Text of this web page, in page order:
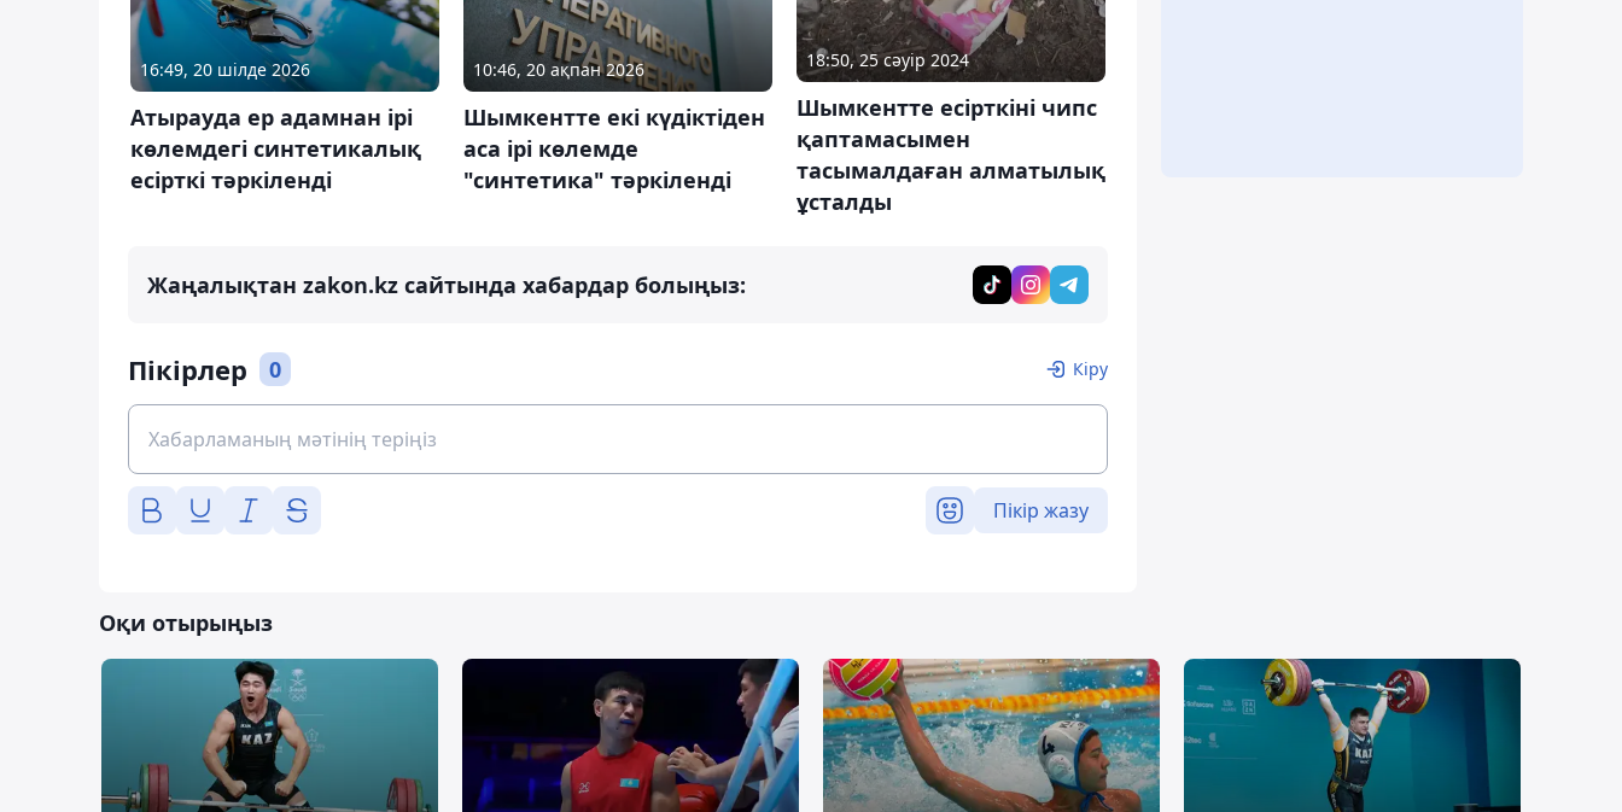
16:49, 20 шілде 2026
Атырауда ер адамнан ірі
көлемдегі синтетикалық
есірткі тәркіленді
10:46, 20 ақпан 2026
Шымкентте екі күдіктіден
аса ірі көлемде
"синтетика" тәркіленді
18:50, 25 сәуір 2024
Шымкентте есірткіні чипс
қаптамасымен
тасымалдаған алматылық
ұсталды
Жаңалықтан zakon.kz сайтында хабардар болыңыз:
Пікірлер 0 Кіру
Пікір жазу
Оқи отырыңыз